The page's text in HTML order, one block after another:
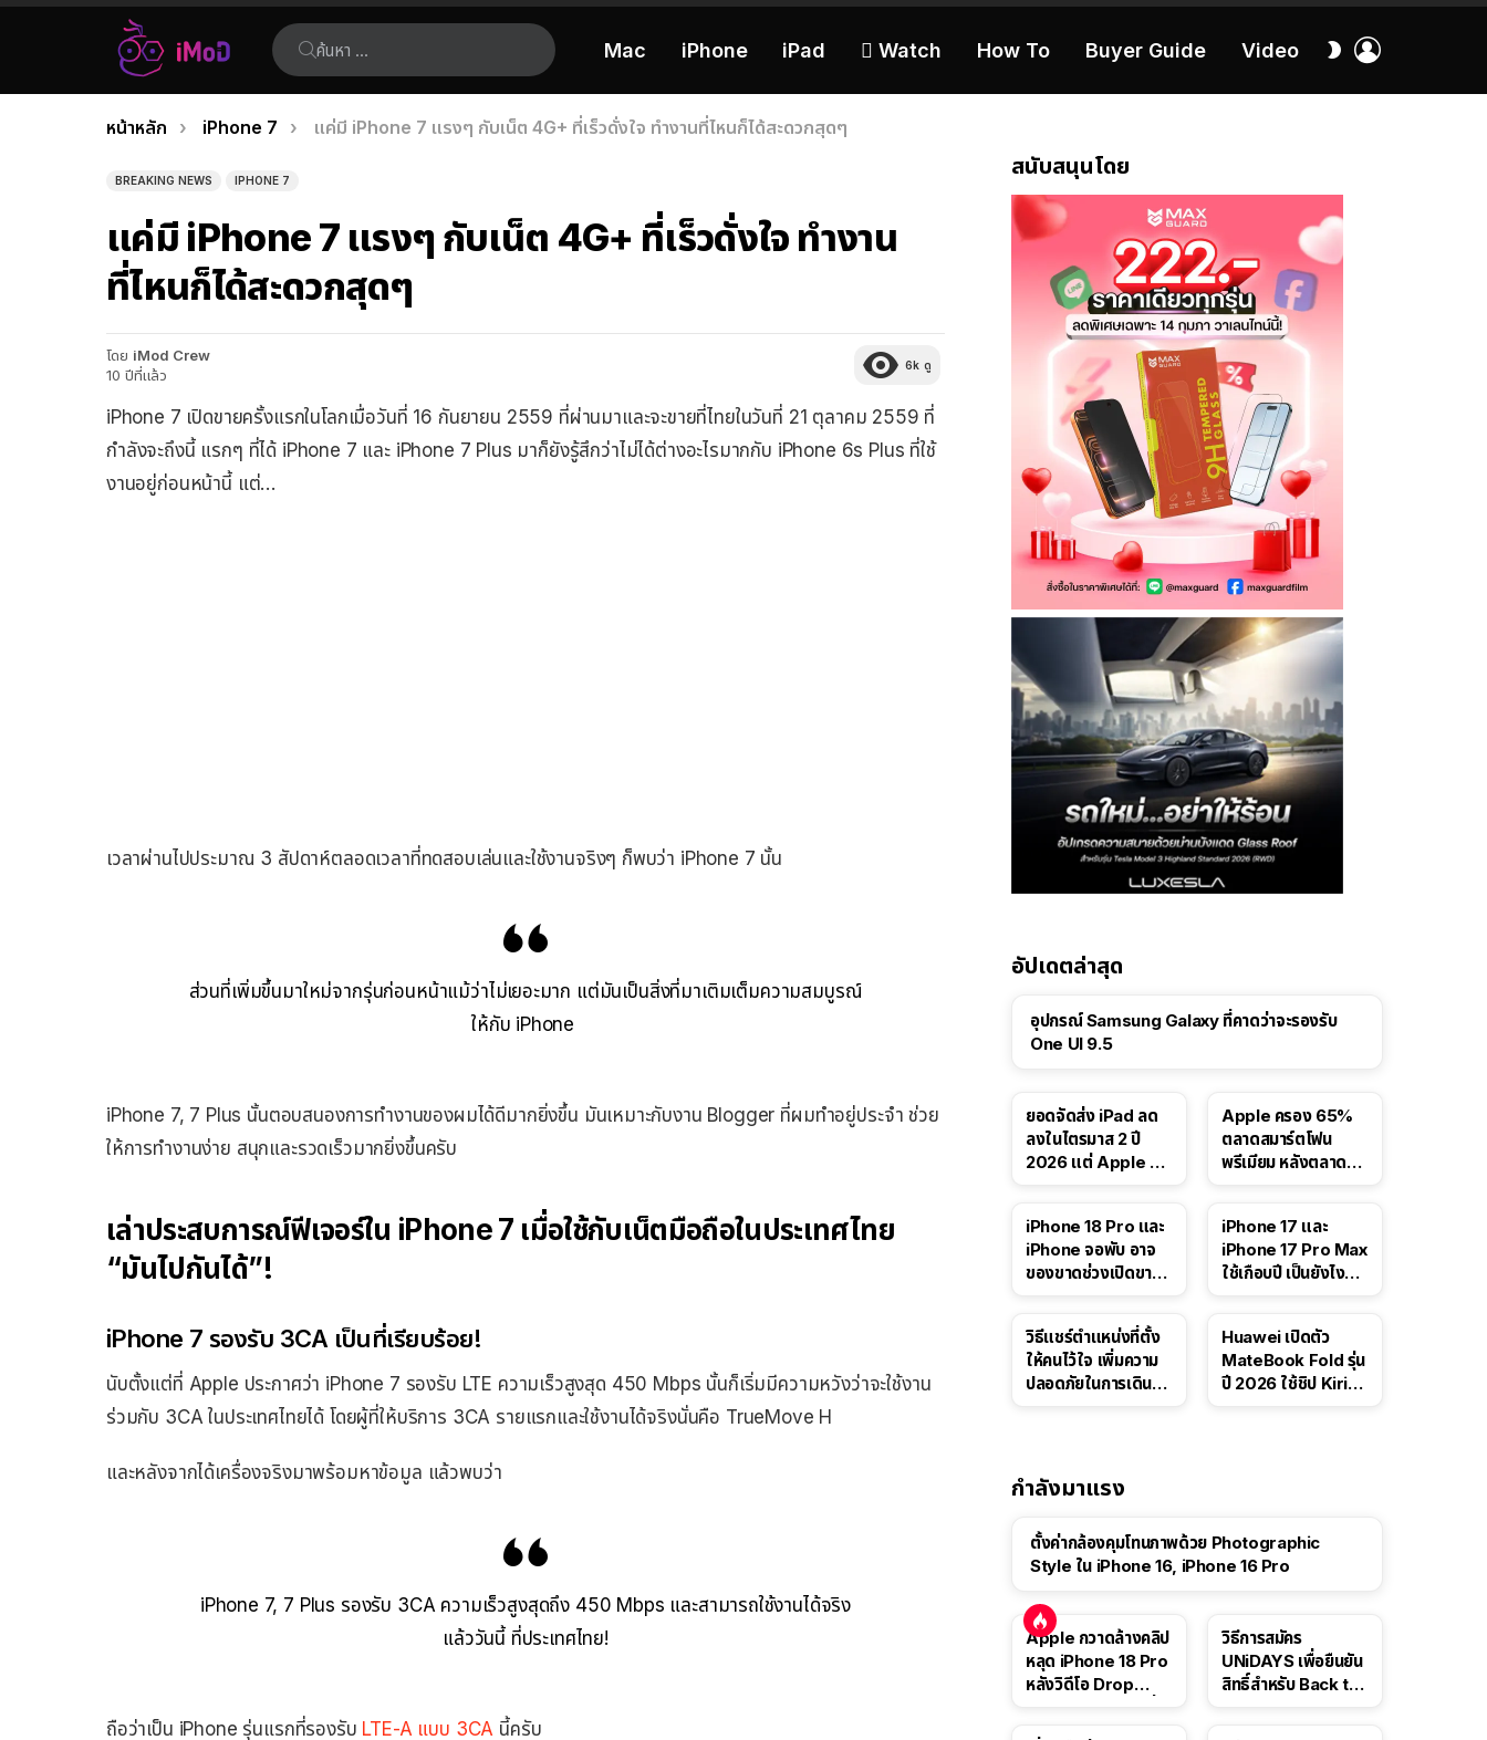
ค้นหา:
Mac iPhone iPad  Watch How To Buyer Guide Video
สลับ
เรื่อง
ล่าสุด
คุณอยู่ที่นี่:
หน้าหลัก iPhone 7 แค่มี iPhone 7 แรงๆ กับเน็ต 4G+ ที่เร็วดั่งใจ ทำงานที่ไหนก็ได้สะดวกสุดๆ
BREAKING NEWS IPHONE 7
แค่มี iPhone 7 แรงๆ กับเน็ต 4G+ ที่เร็วดั่งใจ ทำงาน
ที่ไหนก็ได้สะดวกสุดๆ
โดย iMod Crew
10 ปีที่แล้ว
6k ดู
iPhone 7 เปิดขายครั้งแรกในโลกเมื่อวันที่ 16 กันยายน 2559 ที่ผ่านมาและจะขายที่ไทยในวันที่ 21 ตุลาคม 2559 ที่
กำลังจะถึงนี้ แรกๆ ที่ได้ iPhone 7 และiPhone 7 Plus มาก็ยังรู้สึกว่าไม่ได้ต่างอะไรมากกับ iPhone 6s Plus ที่ใช้
งานอยู่ก่อนหน้านี้ แต่…
เวลาผ่านไปประมาณ 3 สัปดาห์ตลอดเวลาที่ทดสอบเล่นและใช้งานจริงๆ ก็พบว่า iPhone 7 นั้น
ส่วนที่เพิ่มขึ้นมาใหม่จากรุ่นก่อนหน้าแม้ว่าไม่เยอะมาก แต่มันเป็นสิ่งที่มาเติมเต็มความสมบูรณ์
ให้กับ iPhone
iPhone 7, 7 Plus นั้นตอบสนองการทำงานของผมได้ดีมากยิ่งขึ้น มันเหมาะกับงาน Blogger ที่ผมทำอยู่ประจำ ช่วย
ให้การทำงานง่าย สนุกและรวดเร็วมากยิ่งขึ้นครับ
เล่าประสบการณ์ฟีเจอร์ใน iPhone 7 เมื่อใช้กับเน็ตมือถือในประเทศไทย
“มันไปกันได้”!
iPhone 7 รองรับ 3CA เป็นที่เรียบร้อย!
นับตั้งแต่ที่ Apple ประกาศว่า iPhone 7 รองรับ LTE ความเร็วสูงสุด 450 Mbps นั้นก็เริ่มมีความหวังว่าจะใช้งาน
ร่วมกับ 3CA ในประเทศไทยได้ โดยผู้ที่ให้บริการ 3CA รายแรกและใช้งานได้จริงนั่นคือ TrueMove H
และหลังจากได้เครื่องจริงมาพร้อมหาข้อมูล แล้วพบว่า
iPhone 7, 7 Plus รองรับ 3CA ความเร็วสูงสุดถึง 450 Mbps และสามารถใช้งานได้จริง
แล้ววันนี้ ที่ประเทศไทย!
ถือว่าเป็น iPhone รุ่นแรกที่รองรับ LTE-A แบบ 3CA นี้ครับ
สนับสนุนโดย
อัปเดตล่าสุด
อุปกรณ์ Samsung Galaxy ที่คาดว่าจะรองรับ
One UI 9.5
ยอดจัดส่ง iPad ลด
ลงในไตรมาส 2 ปี
2026 แต่ Apple ยัง
Apple ครอง 65%
ตลาดสมาร์ตโฟน
พรีเมียม หลังตลาดทำ
iPhone 18 Pro และ
iPhone จอพับ อาจ
ของขาดช่วงเปิดขาย
iPhone 17 และ
iPhone 17 Pro Max
ใช้เกือบปี เป็นยังไง
วิธีแชร์ตำแหน่งที่ตั้ง
ให้คนไว้ใจ เพิ่มความ
ปลอดภัยในการเดิน
Huawei เปิดตัว
MateBook Fold รุ่น
ปี 2026 ใช้ชิป Kirin
กำลังมาแรง
ตั้งค่ากล้องคุมโทนภาพด้วย Photographic
Style ใน iPhone 16, iPhone 16 Pro
Apple กวาดล้างคลิป
หลุด iPhone 18 Pro
หลังวิดีโอ Drop
วิธีการสมัคร
UNiDAYS เพื่อยืนยัน
สิทธิ์สำหรับ Back to